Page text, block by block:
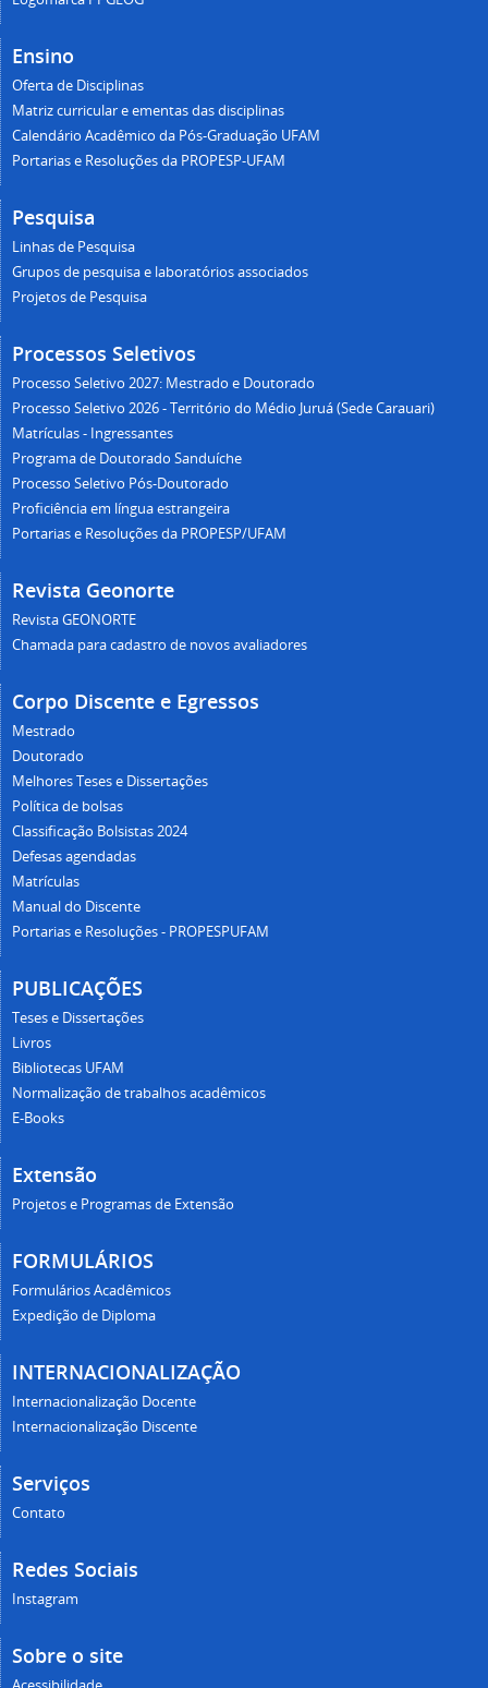
Ensino
Oferta de Disciplinas
Matriz curricular e ementas das disciplinas
Calendário Acadêmico da Pós-Graduação UFAM
Portarias e Resoluções da PROPESP-UFAM
Pesquisa
Linhas de Pesquisa
Grupos de pesquisa e laboratórios associados
Projetos de Pesquisa
Processos Seletivos
Processo Seletivo 2027: Mestrado e Doutorado
Processo Seletivo 2026 - Território do Médio Juruá (Sede Carauari)
Matrículas - Ingressantes
Programa de Doutorado Sanduíche
Processo Seletivo Pós-Doutorado
Proficiência em língua estrangeira
Portarias e Resoluções da PROPESP/UFAM
Revista Geonorte
Revista GEONORTE
Chamada para cadastro de novos avaliadores
Corpo Discente e Egressos
Mestrado
Doutorado
Melhores Teses e Dissertações
Política de bolsas
Classificação Bolsistas 2024
Defesas agendadas
Matrículas
Manual do Discente
Portarias e Resoluções - PROPESPUFAM
PUBLICAÇÕES
Teses e Dissertações
Livros
Bibliotecas UFAM
Normalização de trabalhos acadêmicos
E-Books
Extensão
Projetos e Programas de Extensão
FORMULÁRIOS
Formulários Acadêmicos
Expedição de Diploma
INTERNACIONALIZAÇÃO
Internacionalização Docente
Internacionalização Discente
Serviços
Contato
Redes Sociais
Instagram
Sobre o site